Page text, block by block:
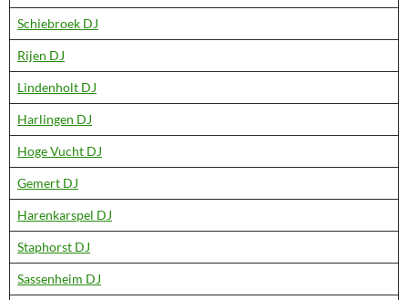
Schiebroek DJ
Rijen DJ
Lindenholt DJ
Harlingen DJ
Hoge Vucht DJ
Gemert DJ
Harenkarspel DJ
Staphorst DJ
Sassenheim DJ